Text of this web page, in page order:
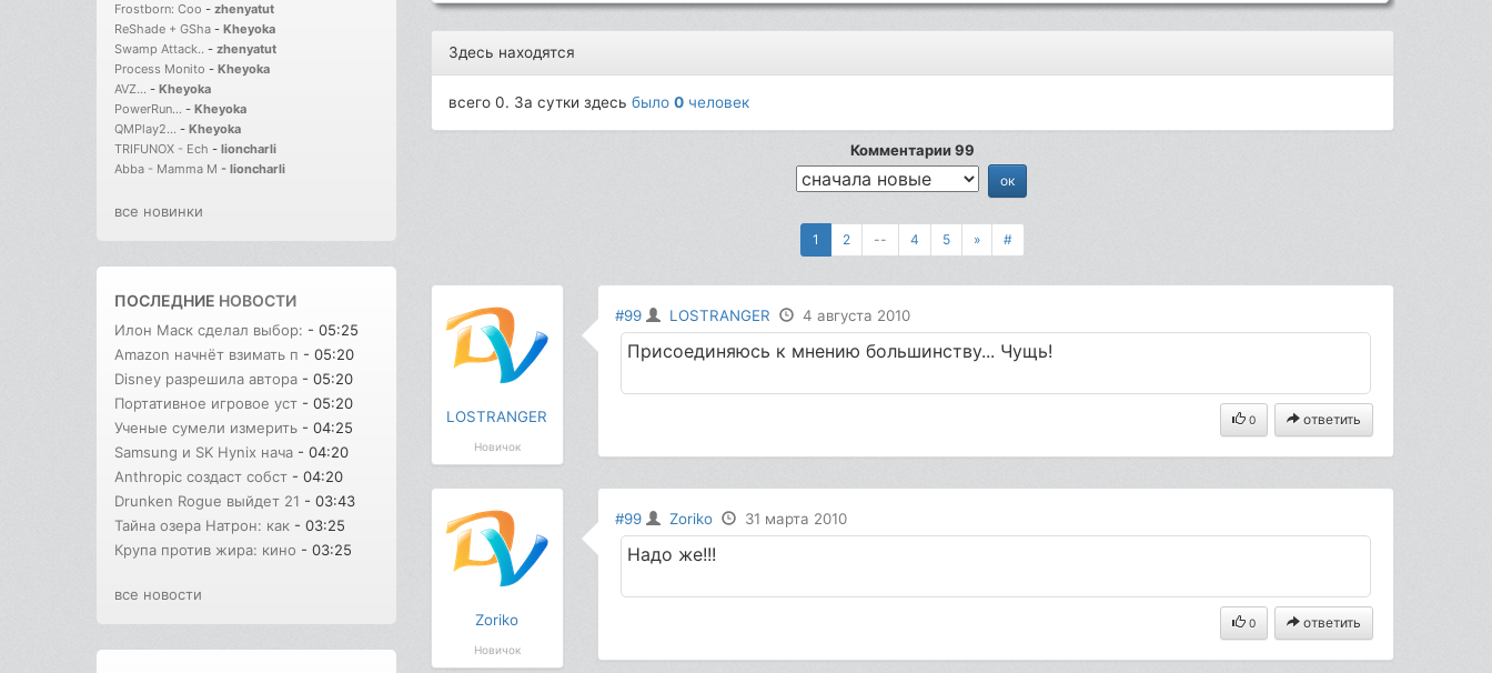
Frostborn: Coo - zhenyatut
ReShade + GSha - Kheyoka
Swamp Attack.. - zhenyatut
Process Monito - Kheyoka
AVZ... - Kheyoka
PowerRun... - Kheyoka
QMPlay2... - Kheyoka
TRIFUNOX - Ech - lioncharli
Abba - Mamma M - lioncharli
все новинки
ПОСЛЕДНИЕ НОВОСТИ
Илон Маск сделал выбор: - 05:25
Amazon начнёт взимать п - 05:20
Disney разрешила автора - 05:20
Портативное игровое уст - 05:20
Ученые сумели измерить - 04:25
Samsung и SK Hynix нача - 04:20
Anthropic создаст собст - 04:20
Drunken Rogue выйдет 21 - 03:43
Тайна озера Натрон: как - 03:25
Крупа против жира: кино - 03:25
все новости
Здесь находятся
всего 0. За сутки здесьбыло0 человек
Комментарии 99
1 2 -- 4 5 » #
LOSTRANGER
Новичок
#99 LOSTRANGER 4 августа 2010
Присоединяюсь к мнению большинству... Чущь!
0 ответить
Zoriko
Новичок
#99 Zoriko 31 марта 2010
Надо же!!!
0 ответить